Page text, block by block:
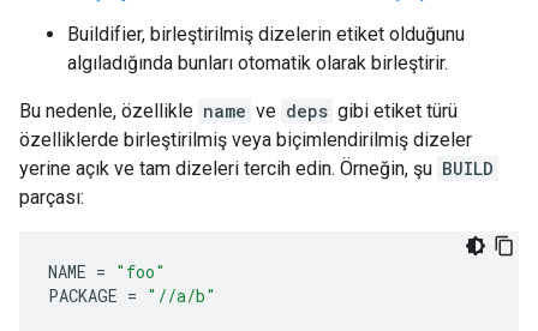
Buildifier, birleştirilmiş dizelerin etiket olduğunu
algıladığında bunları otomatik olarak birleştirir.
Bu nedenle, özellikle name ve deps gibi etiket türü
özelliklerde birleştirilmiş veya biçimlendirilmiş dizeler
yerine açık ve tam dizeleri tercih edin. Örneğin, şu BUILD
parçası:
NAME = "foo"
PACKAGE = "//a/b"